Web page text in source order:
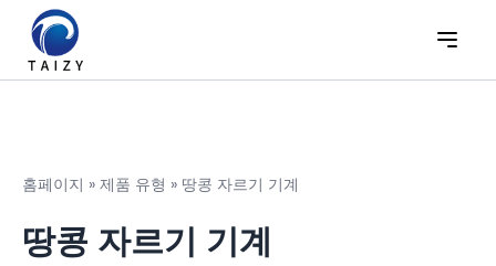
홈페이지 » 제품 유형 » 땅콩 자르기 기계
땅콩 자르기 기계